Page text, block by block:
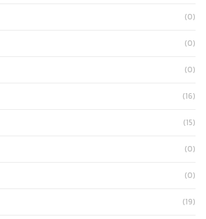
(0)
(0)
(0)
(16)
(15)
(0)
(0)
(19)